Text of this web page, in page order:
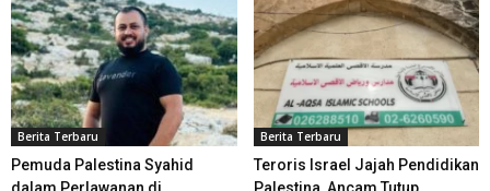
Berita Terbaru
Pemuda Palestina Syahid
dalam Perlawanan di
Berita Terbaru
Teroris Israel Jajah Pendidikan
Palestina, Ancam Tutup